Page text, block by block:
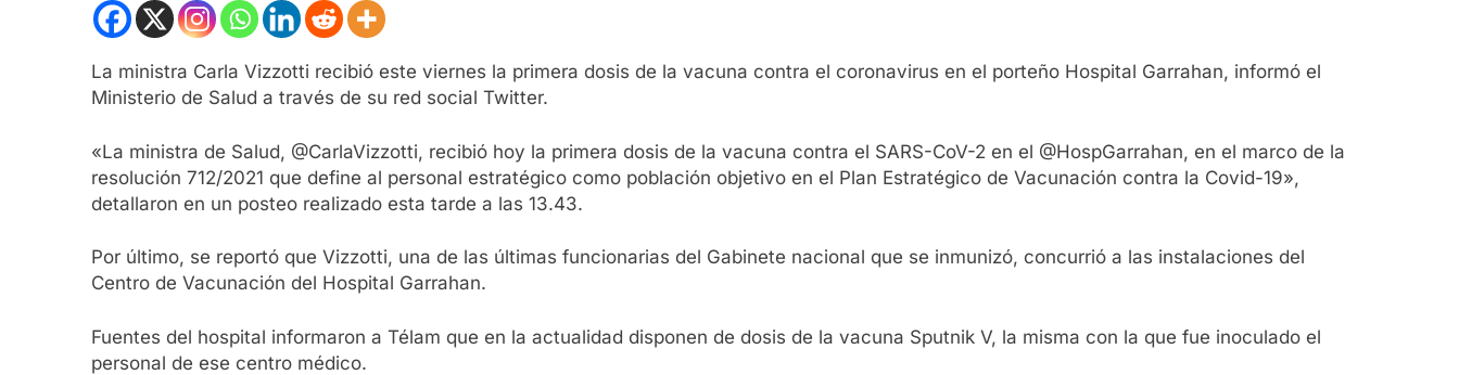
La ministra Carla Vizzotti recibió este viernes la primera dosis de la vacuna contra el coronavirus en el porteño Hospital Garrahan, informó el
Ministerio de Salud a través de su red social Twitter.
«La ministra de Salud, @CarlaVizzotti, recibió hoy la primera dosis de la vacuna contra el SARS-CoV-2 en el @HospGarrahan, en el marco de la
resolución 712/2021 que define al personal estratégico como población objetivo en el Plan Estratégico de Vacunación contra la Covid-19»,
detallaron en un posteo realizado esta tarde a las 13.43.
Por último, se reportó que Vizzotti, una de las últimas funcionarias del Gabinete nacional que se inmunizó, concurrió a las instalaciones del
Centro de Vacunación del Hospital Garrahan.
Fuentes del hospital informaron a Télam que en la actualidad disponen de dosis de la vacuna Sputnik V, la misma con la que fue inoculado el
personal de ese centro médico.